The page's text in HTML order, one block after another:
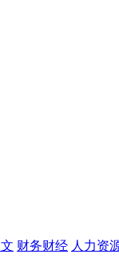
财务财经 人力资